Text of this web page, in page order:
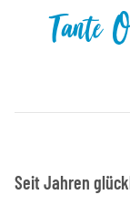
Tante
Seit Jahren